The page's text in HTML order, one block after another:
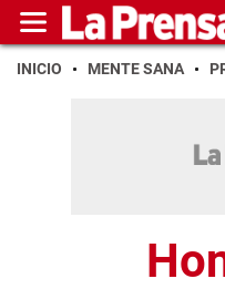
INICIO MENTE SANA